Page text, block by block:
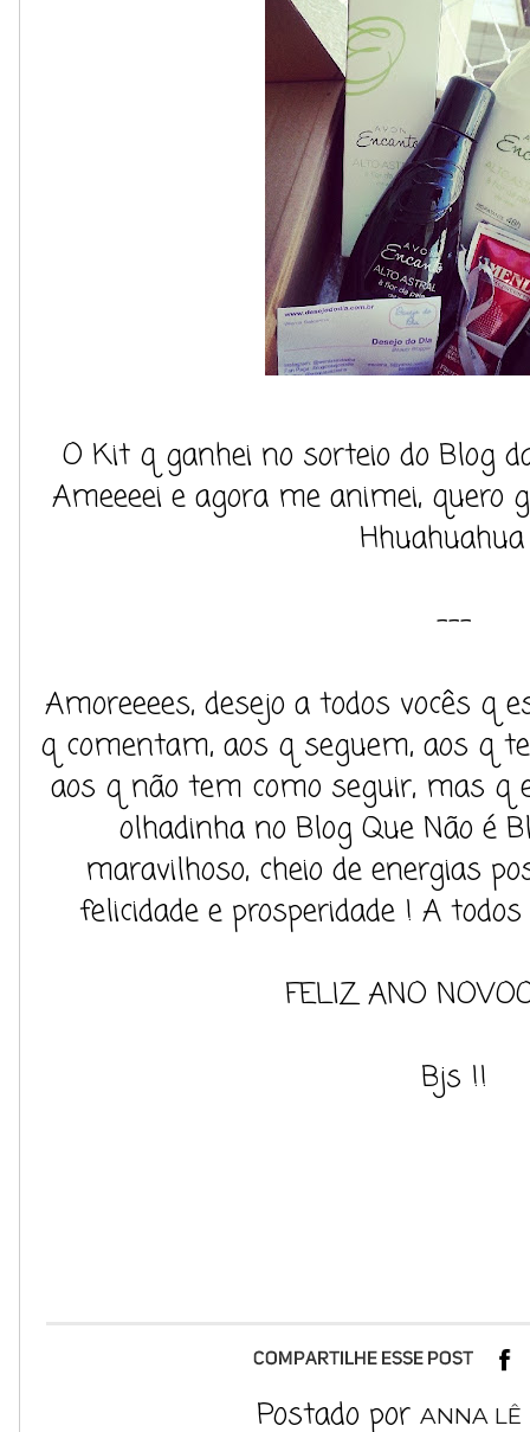
O Kit q ganhei no sorteio do Blog
Ameeeei e agora me animei, quero
---
Amoreeees, desejo a todos vocês q
q comentam, aos q seguem, aos q
aos q não tem como seguir, mas q
olhadinha no Blog Que Não é
maravilhoso, cheio de energias
felicidade e prosperidade ! A
FELIZ ANO
Bjs !!
Postado por ANNA LÊ